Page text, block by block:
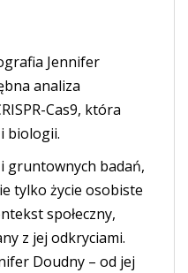
Jennifer
analiza
Cas9, która
biologii.
gruntownych badań,
tylko życie osobiste
społeczny,
z jej odkryciami.
Doudny – od jej